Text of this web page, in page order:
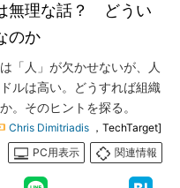
無理な話？ どうい
のか
「人」が欠かせないが、人
ルは高い。どうすれば組織
。そのヒントを探る。
Chris Dimitriadis ，TechTarget]
PC用表示
関連情報